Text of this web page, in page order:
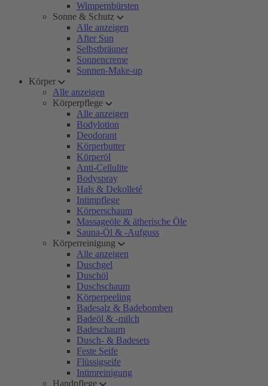
Wimpernbürsten
Sonne & Schutz
Alle anzeigen
After Sun
Selbstbräuner
Sonnencreme
Sonnen-Make-up
Körper
Alle anzeigen
Körperpflege
Alle anzeigen
Bodylotion
Deodorant
Körperbutter
Körperöl
Anti-Cellulite
Bodyspray
Hals & Dekolleté
Intimpflege
Körperschaum
Massageöle & ätherische Öle
Sauna-Öl & -Aufguss
Körperreinigung
Alle anzeigen
Duschgel
Duschöl
Duschschaum
Körperpeeling
Badesalz & Badebomben
Badeöl & -milch
Badeschaum
Dusch- & Badesets
Feste Seife
Flüssigseife
Intimreinigung
Handpflege